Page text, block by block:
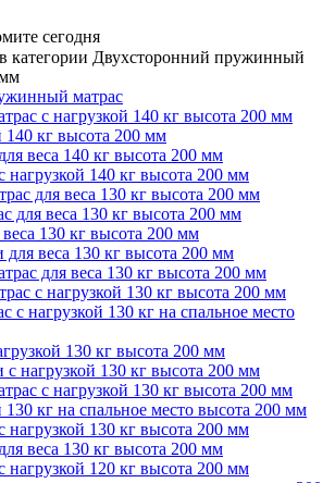
сегодня
категории Двухсторонний пружинный
матрас
с нагрузкой 140 кг высота 200 мм
140 кг высота 200 мм
веса 140 кг высота 200 мм
нагрузкой 140 кг высота 200 мм
для веса 130 кг высота 200 мм
для веса 130 кг высота 200 мм
130 кг высота 200 мм
для веса 130 кг высота 200 мм
для веса 130 кг высота 200 мм
с нагрузкой 130 кг высота 200 мм
с нагрузкой 130 кг на спальное место
130 кг высота 200 мм
с нагрузкой 130 кг высота 200 мм
с нагрузкой 130 кг высота 200 мм
130 кг на спальное место высота 200 мм
нагрузкой 130 кг высота 200 мм
веса 130 кг высота 200 мм
нагрузкой 120 кг высота 200 мм